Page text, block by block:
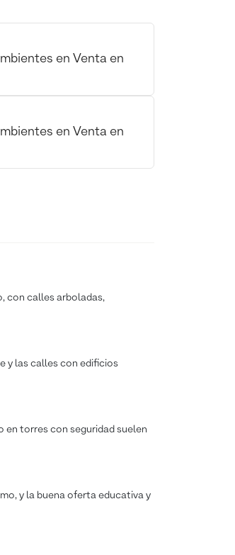
en Venta en
en Venta en
con calles arboladas,
y las calles con edificios
en torres con seguridad suelen
y la buena oferta educativa y